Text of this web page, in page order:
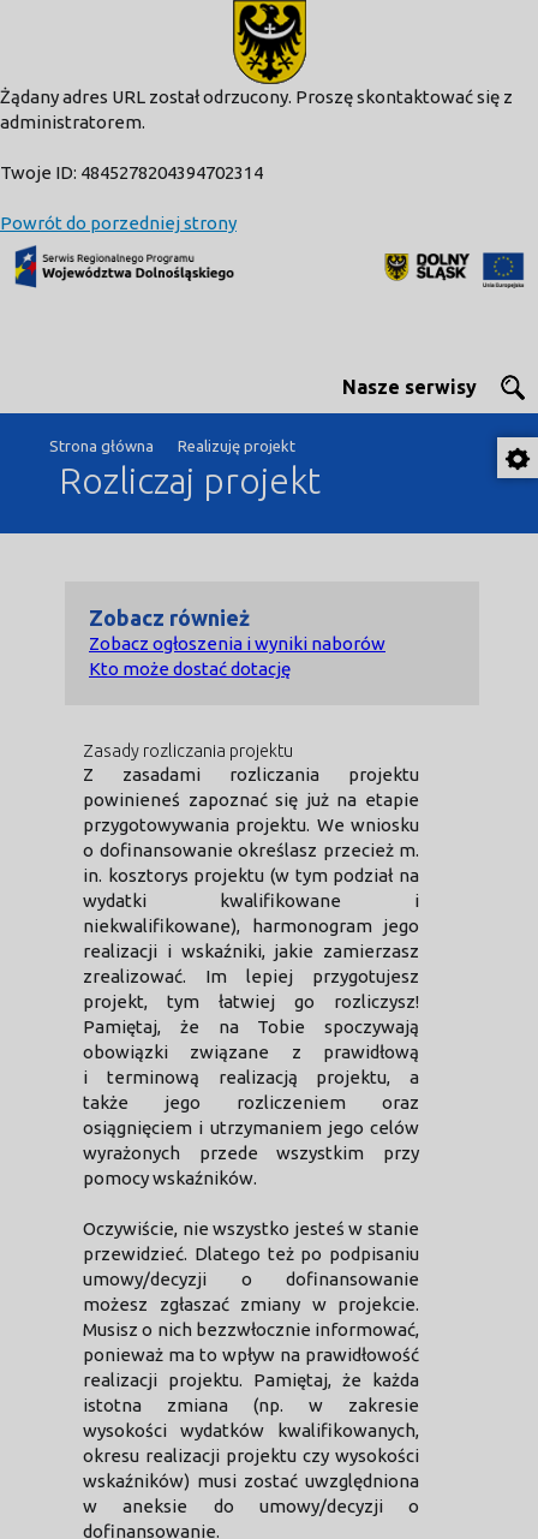
Żądany adres URL został odrzucony. Proszę skontaktować się z
administratorem.
Twoje ID: 4845278204394702314
Powrót do porzedniej strony
Nasze serwisy
Strona główna Realizuję projekt
Rozliczaj projekt
Zobacz również
Zobacz ogłoszenia i wyniki naborów
Kto może dostać dotację
Zasady rozliczania projektu
Z zasadami rozliczania projektu
powinieneś zapoznać się już na etapie
przygotowywania projektu. We wniosku
o dofinansowanie określasz przecież m.
in. kosztorys projektu (w tym podział na
wydatki kwalifikowane i
niekwalifikowane), harmonogram jego
realizacji i wskaźniki, jakie zamierzasz
zrealizować. Im lepiej przygotujesz
projekt, tym łatwiej go rozliczysz!
Pamiętaj, że na Tobie spoczywają
obowiązki związane z prawidłową
i terminową realizacją projektu, a
także jego rozliczeniem oraz
osiągnięciem i utrzymaniem jego celów
wyrażonych przede wszystkim przy
pomocy wskaźników.
Oczywiście, nie wszystko jesteś w stanie
przewidzieć. Dlatego też po podpisaniu
umowy/decyzji o dofinansowanie
możesz zgłaszać zmiany w projekcie.
Musisz o nich bezzwłocznie informować,
ponieważ ma to wpływ na prawidłowość
realizacji projektu. Pamiętaj, że każda
istotna zmiana (np. w zakresie
wysokości wydatków kwalifikowanych,
okresu realizacji projektu czy wysokości
wskaźników) musi zostać uwzględniona
w aneksie do umowy/decyzji o
dofinansowanie.
modal-check